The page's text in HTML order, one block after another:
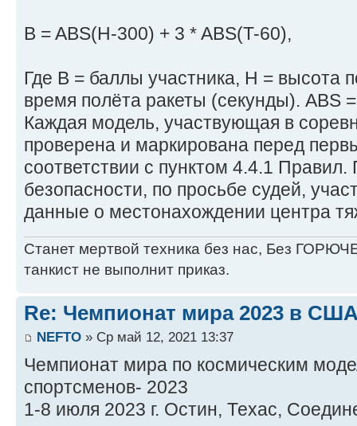
B = ABS(H-300) + 3 * ABS(T-60),
Где B = баллы участника, H = высота
время полёта ракеты (секунды). ABS
Каждая модель, участвующая в
проверена и маркирована перед
соответствии с пунктом 4.4.1
безопасности, по просьбе судей,
данные о местонахождении центра
Станет мертвой техника без нас, Без
танкист не выполнит приказ.
Re: Чемпионат мира 2023 в
NEFTO » Ср май 12, 2021 13:37
Чемпионат мира по космическим
спортсменов- 2023
1-8 июля 2023 г. Остин, Техас,